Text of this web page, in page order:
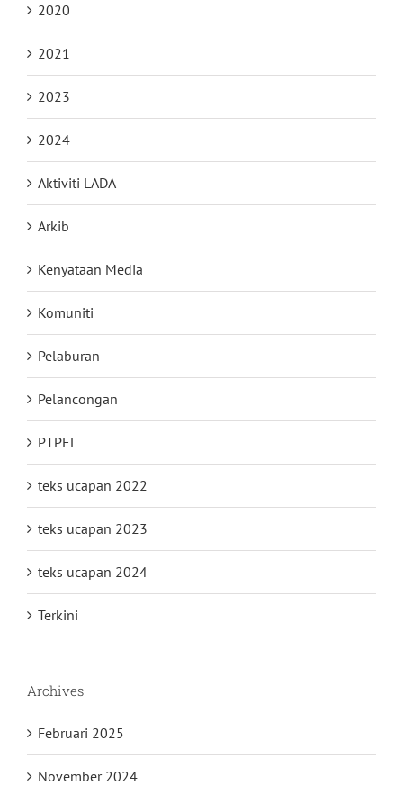
2020
2021
2023
2024
Aktiviti LADA
Arkib
Kenyataan Media
Komuniti
Pelaburan
Pelancongan
PTPEL
teks ucapan 2022
teks ucapan 2023
teks ucapan 2024
Terkini
Archives
Februari 2025
November 2024